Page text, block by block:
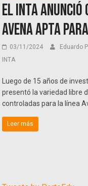
El INTA
avena apta
03/11/2024 Eduardo
INTA
Luego de 15 años de
presentó la variedad libre
controladas para la línea
Leer más